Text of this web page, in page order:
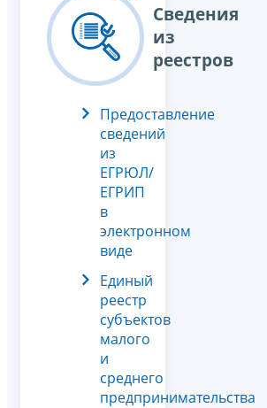
Сведения
из
реестров
Предоставление
сведений
из
ЕГРЮЛ/
ЕГРИП
в
электронном
виде
Единый
реестр
субъектов
малого
и
среднего
предпринимательства